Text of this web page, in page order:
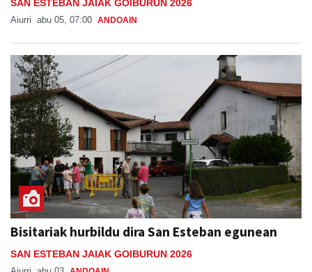
SAN ESTEBAN JAIAK GOIBURUN 2026
Aiurri abu 05, 07:00 ANDOAIN
Bisitariak hurbildu dira San Esteban egunean
SAN ESTEBAN JAIAK GOIBURUN 2026